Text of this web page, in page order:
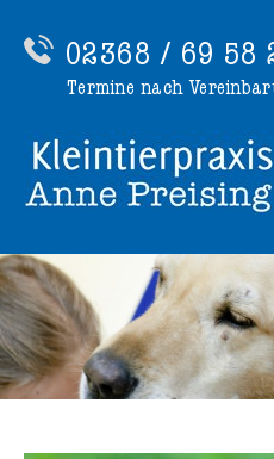
02368 / 69 58
Termine nach